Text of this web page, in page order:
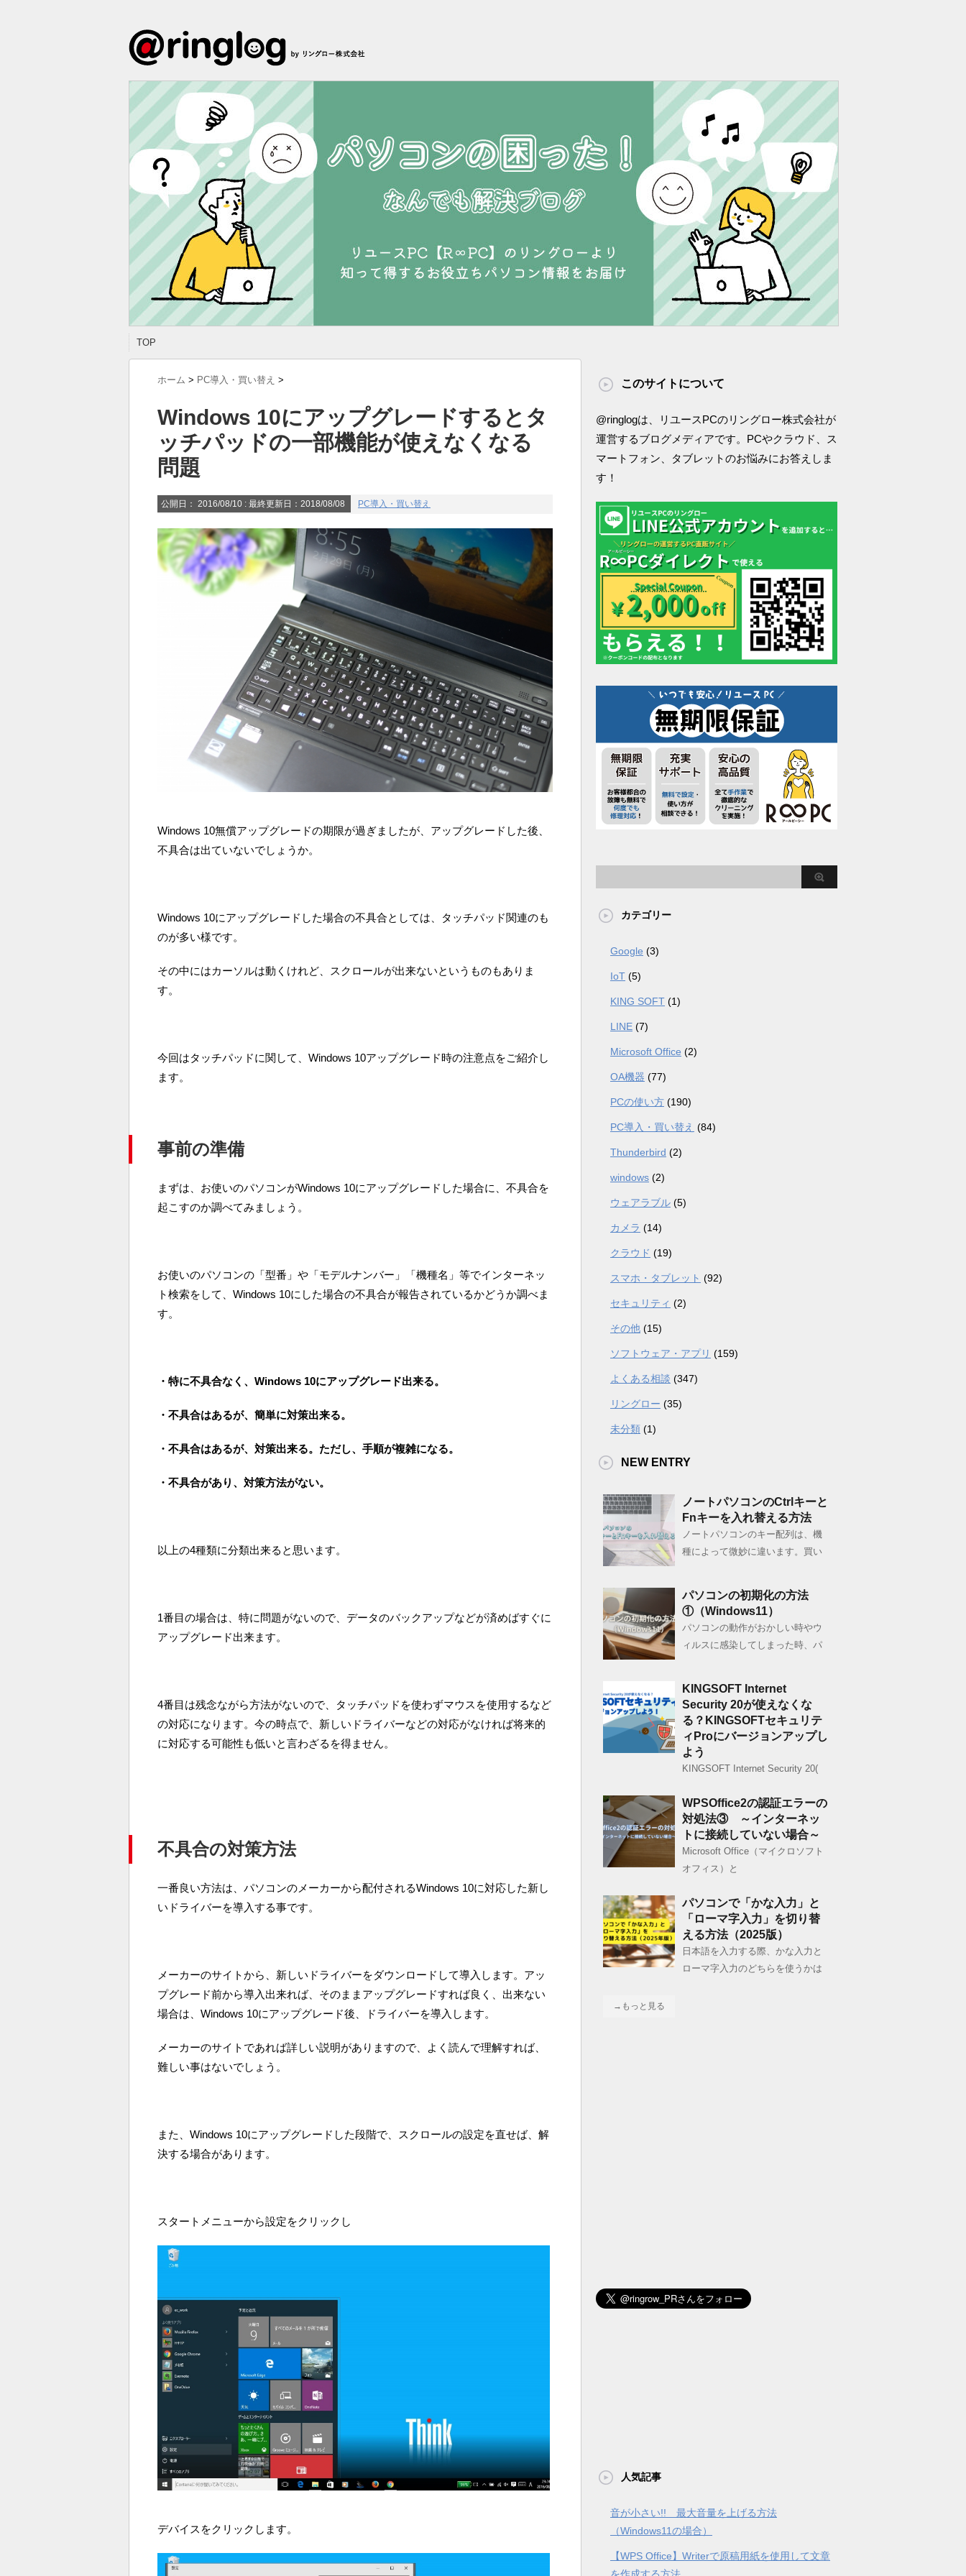
TOP
ホーム > PC導入・買い替え >
Windows 10にアップグレードするとタ
ッチパッドの一部機能が使えなくなる
問題
公開日： 2016/08/10 : 最終更新日：2018/08/08 PC導入・買い替え
Windows 10無償アップグレードの期限が過ぎましたが、アップグレードした後、
不具合は出ていないでしょうか。
Windows 10にアップグレードした場合の不具合としては、タッチパッド関連のも
のが多い様です。
その中にはカーソルは動くけれど、スクロールが出来ないというものもありま
す。
今回はタッチパッドに関して、Windows 10アップグレード時の注意点をご紹介し
ます。
事前の準備
まずは、お使いのパソコンがWindows 10にアップグレードした場合に、不具合を
起こすのか調べてみましょう。
お使いのパソコンの「型番」や「モデルナンバー」「機種名」等でインターネッ
ト検索をして、Windows 10にした場合の不具合が報告されているかどうか調べま
す。
・特に不具合なく、Windows 10にアップグレード出来る。
・不具合はあるが、簡単に対策出来る。
・不具合はあるが、対策出来る。ただし、手順が複雑になる。
・不具合があり、対策方法がない。
以上の4種類に分類出来ると思います。
1番目の場合は、特に問題がないので、データのバックアップなどが済めばすぐに
アップグレード出来ます。
4番目は残念ながら方法がないので、タッチパッドを使わずマウスを使用するなど
の対応になります。今の時点で、新しいドライバーなどの対応がなければ将来的
に対応する可能性も低いと言わざるを得ません。
不具合の対策方法
一番良い方法は、パソコンのメーカーから配付されるWindows 10に対応した新し
いドライバーを導入する事です。
メーカーのサイトから、新しいドライバーをダウンロードして導入します。アッ
プグレード前から導入出来れば、そのままアップグレードすれば良く、出来ない
場合は、Windows 10にアップグレード後、ドライバーを導入します。
メーカーのサイトであれば詳しい説明がありますので、よく読んで理解すれば、
難しい事はないでしょう。
また、Windows 10にアップグレードした段階で、スクロールの設定を直せば、解
決する場合があります。
スタートメニューから設定をクリックし
デバイスをクリックします。
このサイトについて
@ringlogは、リユースPCのリングロー株式会社が
運営するブログメディアです。PCやクラウド、ス
マートフォン、タブレットのお悩みにお答えしま
す！
カテゴリー
Google (3)
IoT (5)
KING SOFT (1)
LINE (7)
Microsoft Office (2)
OA機器 (77)
PCの使い方 (190)
PC導入・買い替え (84)
Thunderbird (2)
windows (2)
ウェアラブル (5)
カメラ (14)
クラウド (19)
スマホ・タブレット (92)
セキュリティ (2)
その他 (15)
ソフトウェア・アプリ (159)
よくある相談 (347)
リングロー (35)
未分類 (1)
NEW ENTRY
ノートパソコンのCtrlキーと
Fnキーを入れ替える方法
ノートパソコンのキー配列は、機
種によって微妙に違います。買い
パソコンの初期化の方法
①（Windows11）
パソコンの動作がおかしい時やウ
ィルスに感染してしまった時、パ
KINGSOFT Internet
Security 20が使えなくな
る？KINGSOFTセキュリテ
ィProにバージョンアップし
よう
KINGSOFT Internet Security 20(
WPSOffice2の認証エラーの
対処法③ ～インターネッ
トに接続していない場合～
Microsoft Office（マイクロソフト
オフィス）と
パソコンで「かな入力」と
「ローマ字入力」を切り替
える方法（2025版）
日本語を入力する際、かな入力と
ローマ字入力のどちらを使うかは
→もっと見る
人気記事
音が小さい!! 最大音量を上げる方法
（Windows11の場合）
【WPS Office】Writerで原稿用紙を使用して文章